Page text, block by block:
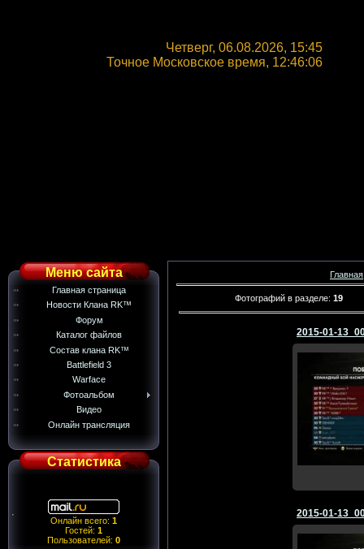
Четверг, 06.08.2026, 15:45
Точное Московское время, 12:46:07
Меню сайта
Главная страница
Новости Клана RK™
Форум
Каталог файлов
Состав клана RK™
Battlefield 3
Warface
Фотоальбом
Видео
Онлайн трансляция
Статистика
Онлайн всего: 1
Гостей: 1
Пользователей: 0
Главная
Фотографий в разделе: 19
2015-01-
2015-01-